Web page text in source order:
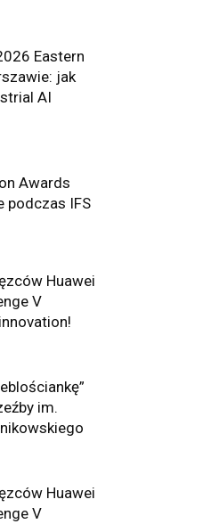
Eastern
jak
AI
Awards
podczas IFS
Huawei
V
im.
Huawei
V